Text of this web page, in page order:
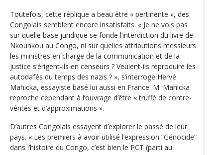
Toutefois, cette réplique a beau être « pertinente », des
Congolais semblent encore insatisfaits. « Je ne vois pas
sur quelle base juridique se fonde l’interdiction du livre de
Nkounkou au Congo, ni sur quelles attributions messieurs
les ministres en charge de la communication et de la
justice s‘érigent-ils en censeurs ? Veulent-ils reproduire les
autodafés du temps des nazis ? », s’interroge Hervé
Mahicka, essayiste basé lui aussi en France. M. Mahicka
reproche cependant à l’ouvrage d‘être « truffé de contre-
vérités et d’approximations ».
D’autres Congolais essayent d’explorer le passé de leur
pays. « Les premiers à avoir utilisé l’expression “Génocide“
dans l’histoire du Congo, c’est bien le PCT (parti au